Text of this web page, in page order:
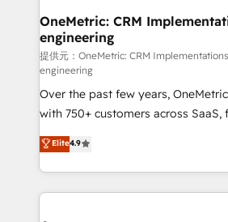
growth. Our multidisciplinary team
that simplify complexity, boost
turn innovation into real impact. 🌍 Highlights •
HubSpot Partner since 2012 • 2022
Award: Best Integration • 150+
projects • Clients in 30+ industries
technology for integrations •
English, Spanish, Portuguese & Italian 👉
smarter with AI and HubSpot.
OneMetric: CRM
engineering
提供元：OneMetric: CRM
engineering
Over the past few years,
with 750+ customers across SaaS,
healthcare, real estate, and other
150+ HubSpot-certified experts,
solutions to complex GTM and
Our Expertise 🔹 Onboarding & Implementation:
Elite4.9